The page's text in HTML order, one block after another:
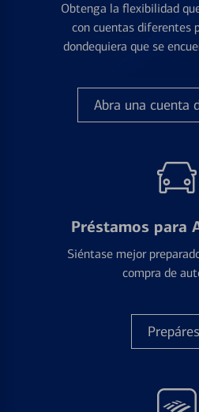
Obtenga la flexibilidad
con cuentas diferentes
dondequiera que se
Abra una cuenta
Préstamos para
Siéntase mejor
compra de